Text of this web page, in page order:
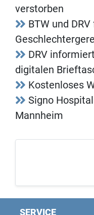
verstorben
BTW und
DRV
digitalen
Kostenloses
Signo
Mannheim
SERVICE